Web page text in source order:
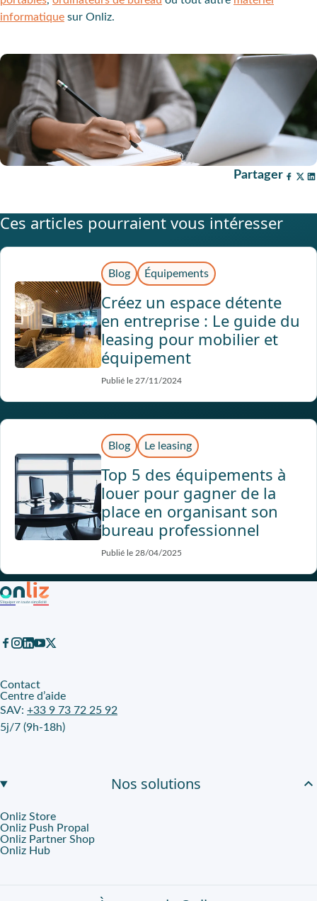
informatique sur Onliz.
Partager
Ces articles pourraient vous intéresser
Blog Équipements
Créez un espace détente
en entreprise : Le guide du
leasing pour mobilier et
équipement
Publié le 27/11/2024
Blog Le leasing
Top 5 des équipements à
louer pour gagner de la
place en organisant son
bureau professionnel
Publié le 28/04/2025
Contact
Centre d’aide
SAV: +33 9 73 72 25 92
5j/7 (9h-18h)
Nos solutions
Onliz Store
Onliz Push Propal
Onliz Partner Shop
Onliz Hub